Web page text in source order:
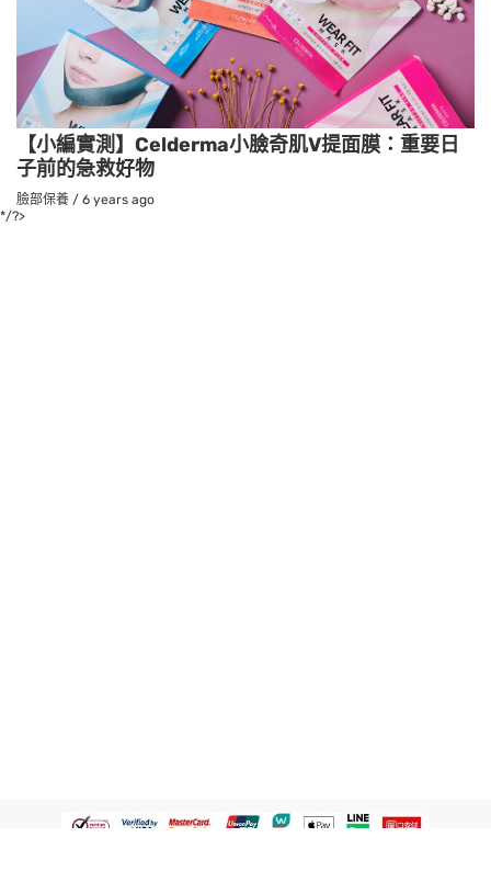
【小編實測】Celderma小臉奇肌V提面膜：重要日
子前的急救好物
臉部保養 / 6 years ago
*/?>